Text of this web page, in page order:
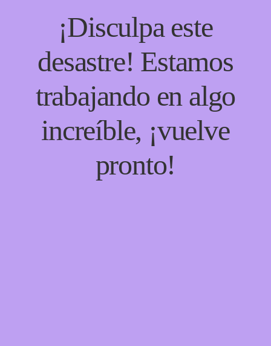
¡Disculpa este
desastre! Estamos
trabajando en algo
increíble, ¡vuelve
pronto!